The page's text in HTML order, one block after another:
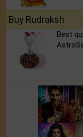
Buy Rudraksh
Best